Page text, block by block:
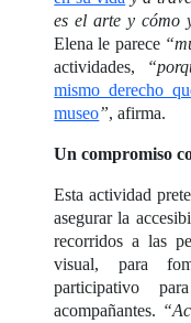
es el arte y cómo
Elena le parece
actividades,
mismo derecho
museo”, afirma.
Un compromiso
Esta actividad
asegurar la
recorridos a las
visual, para
participativo
acompañantes.